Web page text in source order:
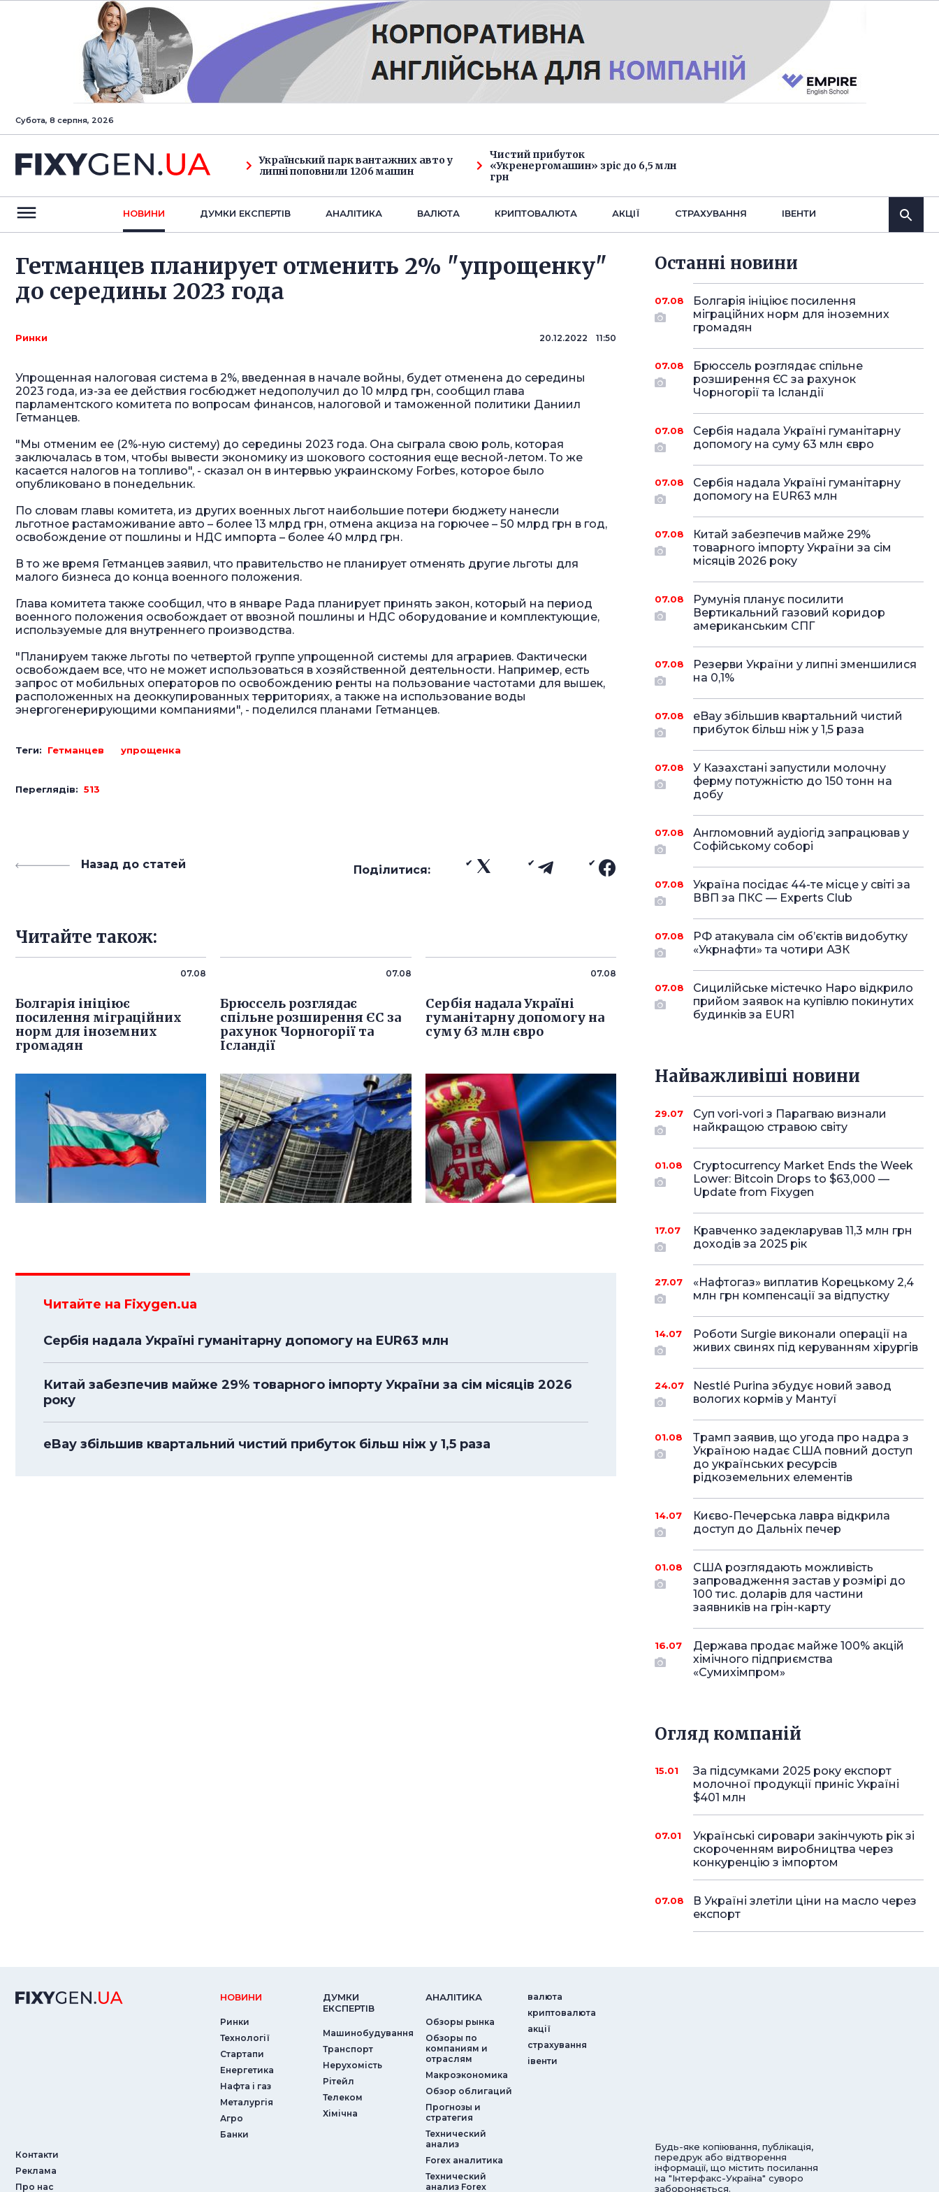
Субота, 8 серпня, 2026
Український парк вантажних авто у
липні поповнили 1206 машин
Чистий прибуток
«Укренергомашин» зріс до 6,5 млн
грн
НОВИНИ ДУМКИ ЕКСПЕРТIВ АНАЛIТИКА ВАЛЮТА КРИПТОВАЛЮТА АКЦІЇ СТРАХУВАННЯ IВЕНТИ
Гетманцев планирует отменить 2% "упрощенку"
до середины 2023 года
Ринки 20.12.2022 11:50
Упрощенная налоговая система в 2%, введенная в начале войны, будет отменена до середины
2023 года, из-за ее действия госбюджет недополучил до 10 млрд грн, сообщил глава
парламентского комитета по вопросам финансов, налоговой и таможенной политики Даниил
Гетманцев.
"Мы отменим ее (2%-ную систему) до середины 2023 года. Она сыграла свою роль, которая
заключалась в том, чтобы вывести экономику из шокового состояния еще весной-летом. То же
касается налогов на топливо", - сказал он в интервью украинскому Forbes, которое было
опубликовано в понедельник.
По словам главы комитета, из других военных льгот наибольшие потери бюджету нанесли
льготное растаможивание авто – более 13 млрд грн, отмена акциза на горючее – 50 млрд грн в год,
освобождение от пошлины и НДС импорта – более 40 млрд грн.
В то же время Гетманцев заявил, что правительство не планирует отменять другие льготы для
малого бизнеса до конца военного положения.
Глава комитета также сообщил, что в январе Рада планирует принять закон, который на период
военного положения освобождает от ввозной пошлины и НДС оборудование и комплектующие,
используемые для внутреннего производства.
"Планируем также льготы по четвертой группе упрощенной системы для аграриев. Фактически
освобождаем все, что не может использоваться в хозяйственной деятельности. Например, есть
запрос от мобильных операторов по освобождению ренты на пользование частотами для вышек,
расположенных на деоккупированных территориях, а также на использование воды
энергогенерирующими компаниями", - поделился планами Гетманцев.
Теги: Гетманцев упрощенка
Переглядів: 513
Назад до статей Поділитися:
Читайте також:
07.08
Болгарія ініціює
посилення міграційних
норм для іноземних
громадян
07.08
Брюссель розглядає
спільне розширення ЄС за
рахунок Чорногорії та
Ісландії
07.08
Сербія надала Україні
гуманітарну допомогу на
суму 63 млн євро
Читайте на Fixygen.ua
Сербія надала Україні гуманітарну допомогу на EUR63 млн
Китай забезпечив майже 29% товарного імпорту України за сім місяців 2026
року
eBay збільшив квартальний чистий прибуток більш ніж у 1,5 раза
Останнi новини
07.08
Болгарія ініціює посилення
міграційних норм для іноземних
громадян
07.08
Брюссель розглядає спільне
розширення ЄС за рахунок
Чорногорії та Ісландії
07.08
Сербія надала Україні гуманітарну
допомогу на суму 63 млн євро
07.08
Сербія надала Україні гуманітарну
допомогу на EUR63 млн
07.08
Китай забезпечив майже 29%
товарного імпорту України за сім
місяців 2026 року
07.08
Румунія планує посилити
Вертикальний газовий коридор
американським СПГ
07.08
Резерви України у липні зменшилися
на 0,1%
07.08
eBay збільшив квартальний чистий
прибуток більш ніж у 1,5 раза
07.08
У Казахстані запустили молочну
ферму потужністю до 150 тонн на
добу
07.08
Англомовний аудіогід запрацював у
Софійському соборі
07.08
Україна посідає 44-те місце у світі за
ВВП за ПКС — Experts Club
07.08
РФ атакувала сім об’єктів видобутку
«Укрнафти» та чотири АЗК
07.08
Сицилійське містечко Наро відкрило
прийом заявок на купівлю покинутих
будинків за EUR1
Найважливіші новини
29.07
Суп vori-vori з Парагваю визнали
найкращою стравою світу
01.08
Cryptocurrency Market Ends the Week
Lower: Bitcoin Drops to $63,000 —
Update from Fixygen
17.07
Кравченко задекларував 11,3 млн грн
доходів за 2025 рік
27.07
«Нафтогаз» виплатив Корецькому 2,4
млн грн компенсації за відпустку
14.07
Роботи Surgie виконали операції на
живих свинях під керуванням хірургів
24.07
Nestlé Purina збудує новий завод
вологих кормів у Мантуї
01.08
Трамп заявив, що угода про надра з
Україною надає США повний доступ
до українських ресурсів
рідкоземельних елементів
14.07
Києво-Печерська лавра відкрила
доступ до Дальніх печер
01.08
США розглядають можливість
запровадження застав у розмірі до
100 тис. доларів для частини
заявників на грін-карту
16.07
Держава продає майже 100% акцій
хімічного підприємства
«Сумихімпром»
Огляд компаній
15.01
За підсумками 2025 року експорт
молочної продукції приніс Україні
$401 млн
07.01
Українські сировари закінчують рік зі
скороченням виробництва через
конкуренцію з імпортом
07.08
В Україні злетіли ціни на масло через
експорт
Контакти
Реклама
Про нас
НОВИНИ
Ринки
Технології
Стартапи
Енергетика
Нафта і газ
Металургія
Агро
Банки
ДУМКИ
ЕКСПЕРТIВ
Машинобудування
Транспорт
Нерухомість
Рітейл
Телеком
Хімічна
АНАЛIТИКА
Обзоры рынка
Обзоры по
компаниям и
отраслям
Макроэкономика
Обзор облигаций
Прогнозы и
стратегия
Технический
анализ
Forex аналитика
Технический
анализ Forex
валюта
криптовалюта
акції
страхування
iвенти
Будь-яке копіювання, публікація,
передрук або відтворення
інформації, що містить посилання
на "Інтерфакс-Україна" суворо
забороняється.